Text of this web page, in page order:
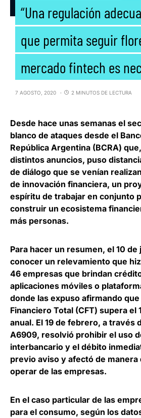
“Una regulación
que permita seguir
mercado fintech es
7 AGOSTO, 2020 2 MINUTOS DE LECTURA
Desde hace unas semanas el
blanco de ataques desde el
República Argentina (BCRA)
distintos anuncios, puso
de diálogo que se venían
de innovación financiera, un
espíritu de trabajar en conjunto
construir un ecosistema
más personas.
Para hacer un resumen, el 10 de
conocer un relevamiento que
46 empresas que brindan
aplicaciones móviles o
donde las expuso afirmando
Financiero Total (CFT) supera el
anual. El 19 de febrero, a través
A6909, resolvió prohibir el uso
interbancario y el débito
previo aviso y afectó de manera
operar de las empresas.
En el caso particular de las
para el consumo, según los